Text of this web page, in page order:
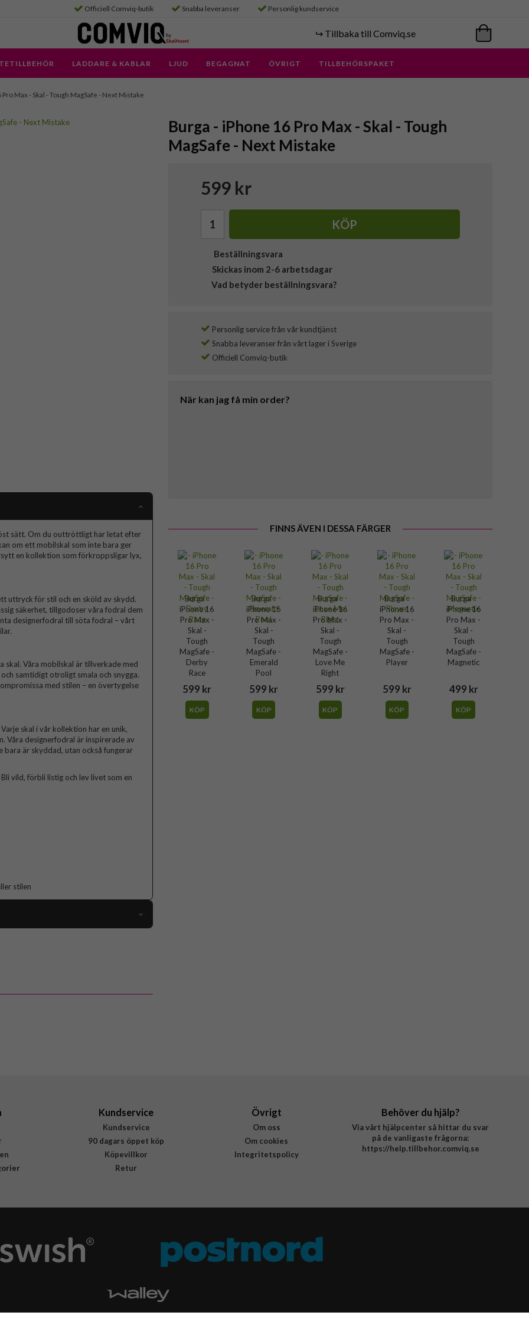
Officiell Comviq-butik Snabba leveranser Personlig kundservice
↪️ Tillbaka till Comviq.se
LADDARE & KABLAR LJUD BEGAGNAT ÖVRIGT TILLBEHÖRSPAKET
Pro Max - Skal - Tough MagSafe - Next Mistake
Burga - iPhone 16 Pro Max - Skal - Tough
MagSafe - Next Mistake
599 kr
KÖP
Beställningsvara
Skickas inom 2-6 arbetsdagar
Vad betyder beställningsvara?
Personlig service från vår kundtjänst
Snabba leveranser från vårt lager i Sverige
Officiell Comviq-butik
När kan jag få min order?
FINNS ÄVEN I DESSA FÄRGER
Burga -
iPhone 16
Pro Max -
Skal -
Tough
MagSafe -
Derby
Race
599 kr
KÖP
Burga -
iPhone 16
Pro Max -
Skal -
Tough
MagSafe -
Emerald
Pool
599 kr
KÖP
Burga -
iPhone 16
Pro Max -
Skal -
Tough
MagSafe -
Love Me
Right
599 kr
KÖP
Burga -
iPhone 16
Pro Max -
Skal -
Tough
MagSafe -
Player
599 kr
KÖP
Burga -
iPhone 16
Pro Max -
Skal -
Tough
MagSafe -
Magnetic
499 kr
KÖP
sätt. Om du outtröttligt har letat efter
om ett mobilskal som inte bara ger
en kollektion som förkroppsligar lyx,
uttryck för stil och en sköld av skydd.
säkerhet, tillgodoser våra fodral dem
designerfodral till söta fodral – vårt
Våra mobilskal är tillverkade med
samtidigt otroligt smala och snygga.
med stilen – en övertygelse
skal i vår kollektion har en unik,
Våra designerfodral är inspirerade av
är skyddad, utan också fungerar
vild, förbli listig och lev livet som en
stilen
MagSafe-kompatibel
Kundservice
Kundservice
90 dagars öppet köp
Köpevillkor
Retur
Övrigt
Om oss
Om cookies
Integritetspolicy
Behöver du hjälp?
Via vårt hjälpcenter så hittar du svar
på de vanligaste frågorna:
https://help.tillbehor.comviq.se